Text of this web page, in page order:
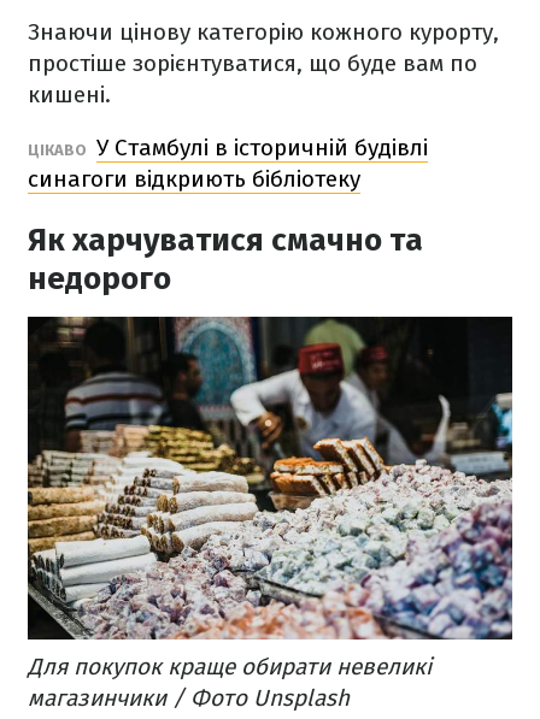
Знаючи цінову категорію кожного курорту,
простіше зорієнтуватися, що буде вам по
кишені.
ЦІКАВО У Стамбулі в історичній будівлі
синагоги відкриють бібліотеку
Як харчуватися смачно та
недорого
Для покупок краще обирати невеликі
магазинчики / Фото Unsplash